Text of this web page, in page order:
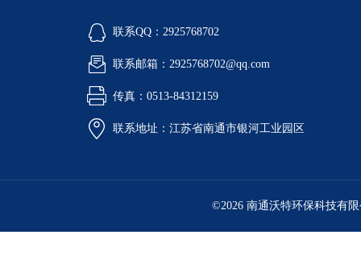
联系QQ：2925768702
联系邮箱：2925768702@qq.com
传真：0513-84312159
联系地址：江苏省南通市银河工业园区
©2026 南通沃特环保科技有